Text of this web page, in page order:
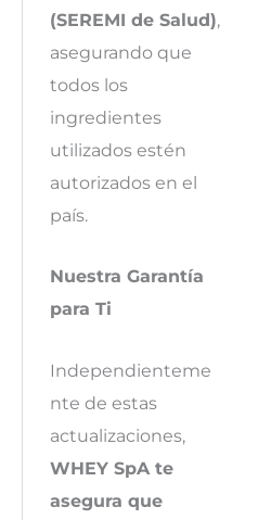
(SEREMI de Salud),
asegurando que
todos los
ingredientes
utilizados estén
autorizados en el
país.
Nuestra Garantía
para Ti
Independienteme
nte de estas
actualizaciones,
WHEY SpA te
asegura que